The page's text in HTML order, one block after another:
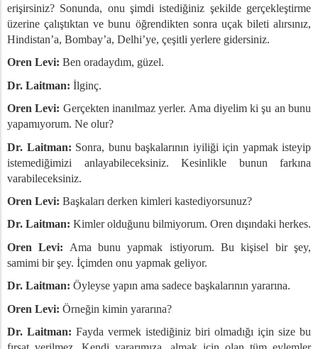
erişirsiniz? Sonunda, onu şimdi istediğiniz şekilde gerçekleştirme
üzerine çalıştıktan ve bunu öğrendikten sonra uçak bileti alırsınız,
Hindistan’a, Bombay’a, Delhi’ye, çeşitli yerlere gidersiniz.
Oren Levi: Ben oradaydım, güzel.
Dr. Laitman: İlginç.
Oren Levi: Gerçekten inanılmaz yerler. Ama diyelim ki şu an bunu
yapamıyorum. Ne olur?
Dr. Laitman: Sonra, bunu başkalarının iyiliği için yapmak isteyip
istemediğimizi anlayabileceksiniz. Kesinlikle bunun farkına
varabileceksiniz.
Oren Levi: Başkaları derken kimleri kastediyorsunuz?
Dr. Laitman: Kimler olduğunu bilmiyorum. Oren dışındaki herkes.
Oren Levi: Ama bunu yapmak istiyorum. Bu kişisel bir şey,
samimi bir şey. İçimden onu yapmak geliyor.
Dr. Laitman: Öyleyse yapın ama sadece başkalarının yararına.
Oren Levi: Örneğin kimin yararına?
Dr. Laitman: Fayda vermek istediğiniz biri olmadığı için size bu